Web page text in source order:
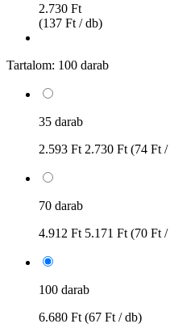
2.730 Ft
(137 Ft / db)
Tartalom: 100 darab
35 darab
2.593 Ft 2.730 Ft (74 Ft
70 darab
4.912 Ft 5.171 Ft (70 Ft
100 darab
6.680 Ft (67 Ft / db)